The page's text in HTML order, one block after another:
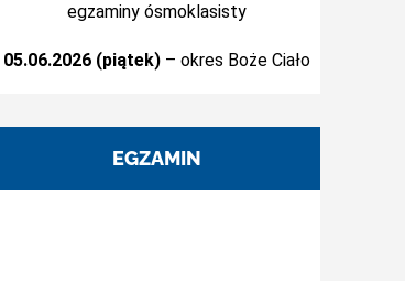
egzaminy ósmoklasisty
05.06.2026 (piątek)– okres Boże Ciało
EGZAMIN